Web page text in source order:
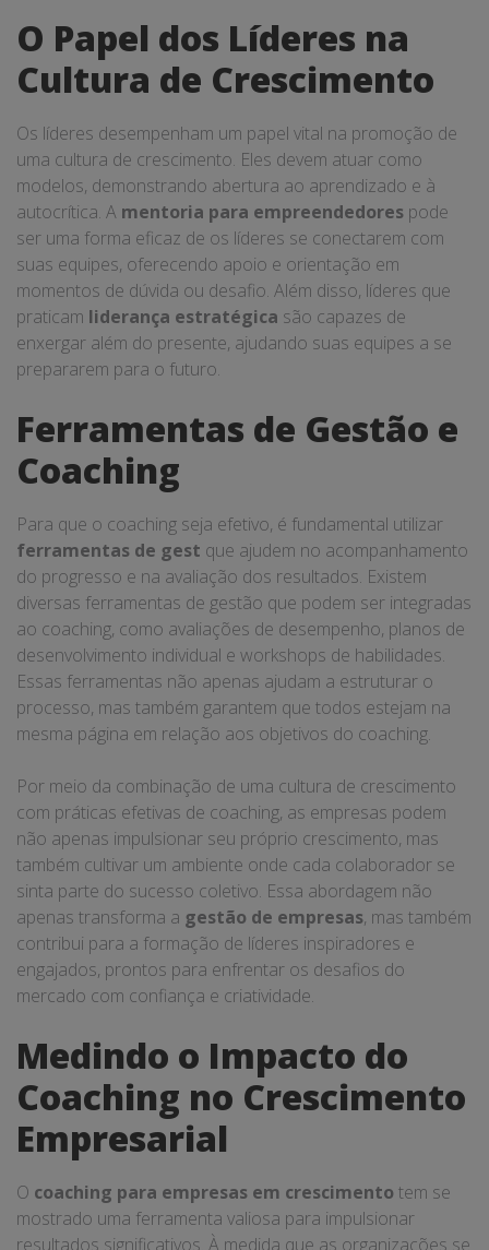
O Papel dos Líderes na
Cultura de Crescimento
Os líderes desempenham um papel vital na promoção de
uma cultura de crescimento. Eles devem atuar como
modelos, demonstrando abertura ao aprendizado e à
autocrítica. A mentoria para empreendedores pode
ser uma forma eficaz de os líderes se conectarem com
suas equipes, oferecendo apoio e orientação em
momentos de dúvida ou desafio. Além disso, líderes que
praticam liderança estratégica são capazes de
enxergar além do presente, ajudando suas equipes a se
prepararem para o futuro.
Ferramentas de Gestão e
Coaching
Para que o coaching seja efetivo, é fundamental utilizar
ferramentas de gest que ajudem no acompanhamento
do progresso e na avaliação dos resultados. Existem
diversas ferramentas de gestão que podem ser integradas
ao coaching, como avaliações de desempenho, planos de
desenvolvimento individual e workshops de habilidades.
Essas ferramentas não apenas ajudam a estruturar o
processo, mas também garantem que todos estejam na
mesma página em relação aos objetivos do coaching.
Por meio da combinação de uma cultura de crescimento
com práticas efetivas de coaching, as empresas podem
não apenas impulsionar seu próprio crescimento, mas
também cultivar um ambiente onde cada colaborador se
sinta parte do sucesso coletivo. Essa abordagem não
apenas transforma a gestão de empresas, mas também
contribui para a formação de líderes inspiradores e
engajados, prontos para enfrentar os desafios do
mercado com confiança e criatividade.
Medindo o Impacto do
Coaching no Crescimento
Empresarial
O coaching para empresas em crescimento tem se
mostrado uma ferramenta valiosa para impulsionar
resultados significativos. À medida que as organizações se